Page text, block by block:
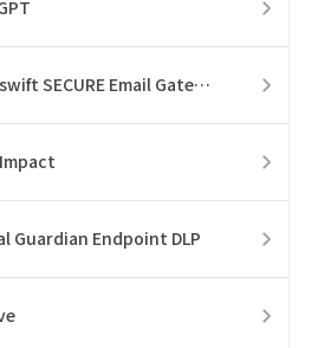
Clearswift SECURE Email Gateway
Guardian Endpoint DLP